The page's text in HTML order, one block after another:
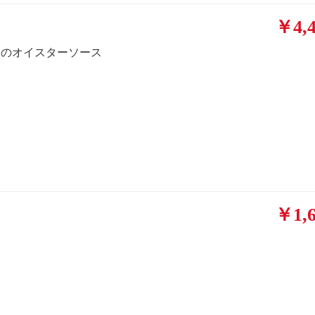
￥
オイスターソース
￥